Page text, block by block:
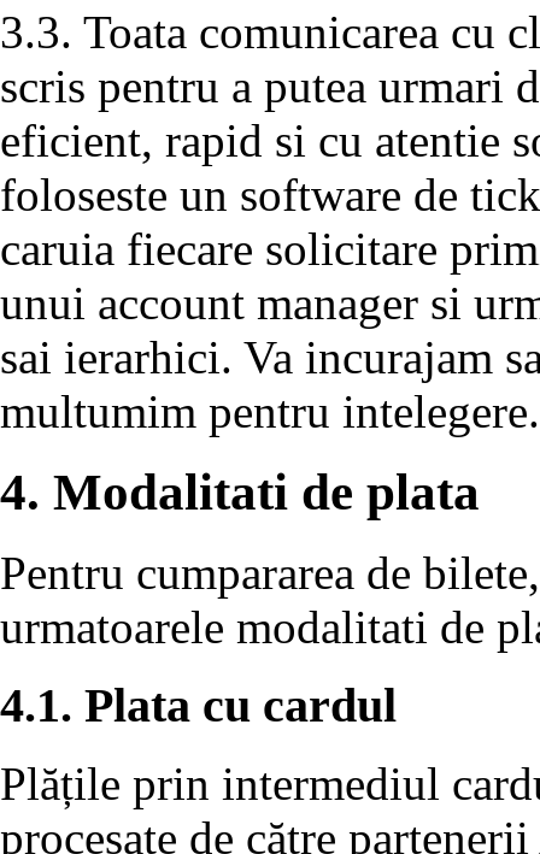
3.3. Toata comunicarea cu
scris pentru a putea urmari
eficient, rapid si cu atentie
foloseste un software de
caruia fiecare solicitare
unui account manager si
sai ierarhici. Va incurajam
multumim pentru intelegere.
4. Modalitati de plata
Pentru cumpararea de
urmatoarele modalitati de
4.1. Plata cu cardul
Plățile prin intermediul
procesate de către